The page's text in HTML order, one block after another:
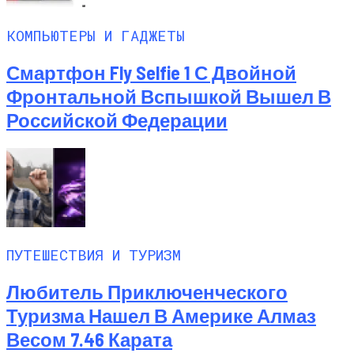
КОМПЬЮТЕРЫ И ГАДЖЕТЫ
Смартфон Fly Selfie 1 С Двойной
Фронтальной Вспышкой Вышел В
Российской Федерации
ПУТЕШЕСТВИЯ И ТУРИЗМ
Любитель Приключенческого
Туризма Нашел В Америке Алмаз
Весом 7.46 Карата